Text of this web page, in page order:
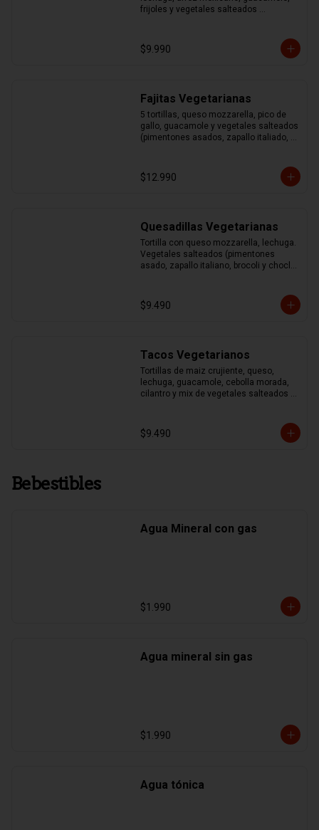
frijoles y vegetales salteados
$9.990
Fajitas Vegetarianas
5 tortillas, queso mozzarella, pico de
gallo, guacamole y vegetales salteados
(pimentones asados, zapallo italiado,
$12.990
Quesadillas Vegetarianas
Tortilla con queso mozzarella, lechuga.
Vegetales salteados (pimentones
asado, zapallo italiano, brocoli y choclo)
$9.490
Tacos Vegetarianos
Tortillas de maiz crujiente, queso,
lechuga, guacamole, cebolla morada,
cilantro y mix de vegetales salteados
$9.490
Bebestibles
Agua Mineral con gas
$1.990
Agua mineral sin gas
$1.990
Agua tónica